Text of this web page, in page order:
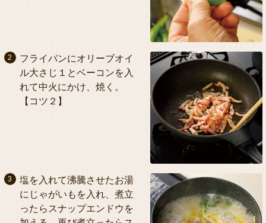
フライパンにオリーブオイ
ル大さじ１とベーコンを入
れて中火にかけ、焼く。
【コツ２】
塩を入れて沸騰させたお湯
にじゃがいもを入れ、煮立
ったらスナップエンドウを